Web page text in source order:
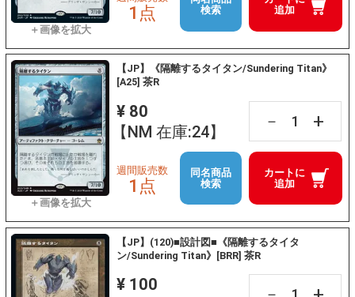
追加
1点
検索
【JP】《隔離するタイタン/Sundering Titan》
[A25] 茶R
¥ 80
【NM 在庫:24】
－ +
カートに
追加
週間販売数
1点
同名商品
検索
【JP】(120)■設計図■《隔離するタイタ
ン/Sundering Titan》[BRR] 茶R
¥ 100